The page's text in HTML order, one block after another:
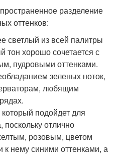
разделение
оттенков:
светлый из всей палитры
тон хорошо сочетается с
пудровыми оттенками.
зеленых ноток,
любящим
подойдет для
поскольку отлично
розовым, цветом
к нему синими оттенками, а